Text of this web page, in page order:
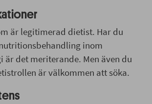
är legitimerad dietist. Har du
inom
är det meriterande. Men även du
är välkommen att söka.